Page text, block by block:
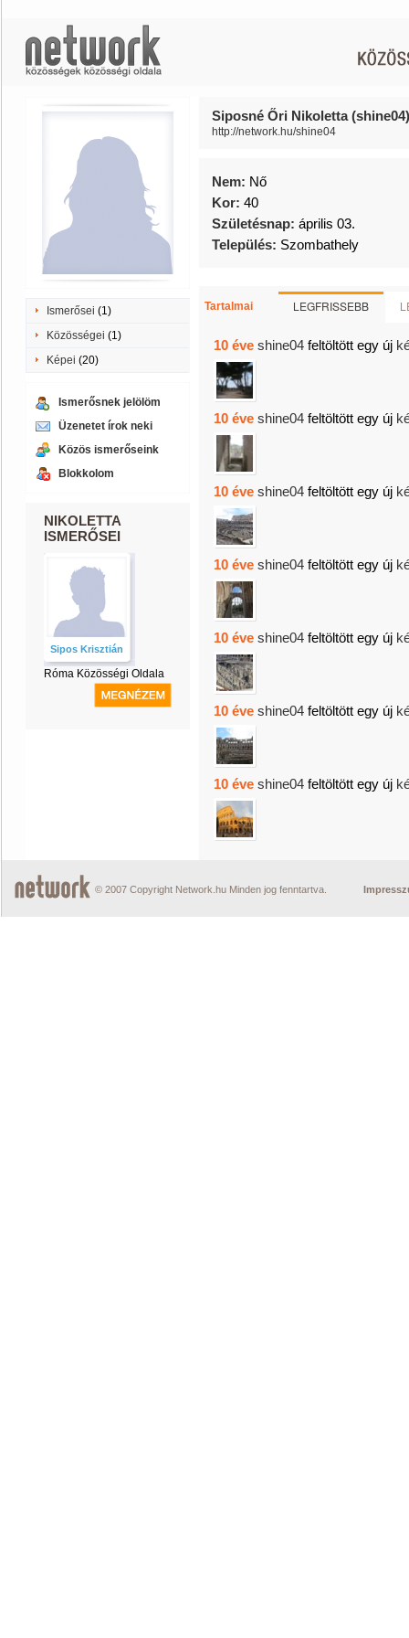
Ismerősei (1)
Közösségei (1)
Képei (20)
Ismerősnek jelölöm
Üzenetet írok neki
Közös ismerőseink
Blokkolom
NIKOLETTA
ISMERŐSEI
Sipos Krisztián
Róma Közösségi Oldala
Siposné Őri Nikoletta (shine04)
http://network.hu/shine04
Nem: Nő
Kor: 40
Születésnap: április 03.
Település: Szombathely
Tartalmai LEGFRISSEBB
10 éve shine04 feltöltött egy új
10 éve shine04 feltöltött egy új
10 éve shine04 feltöltött egy új
10 éve shine04 feltöltött egy új
10 éve shine04 feltöltött egy új
10 éve shine04 feltöltött egy új
10 éve shine04 feltöltött egy új
© 2007 Copyright Network.hu Minden jog fenntartva.